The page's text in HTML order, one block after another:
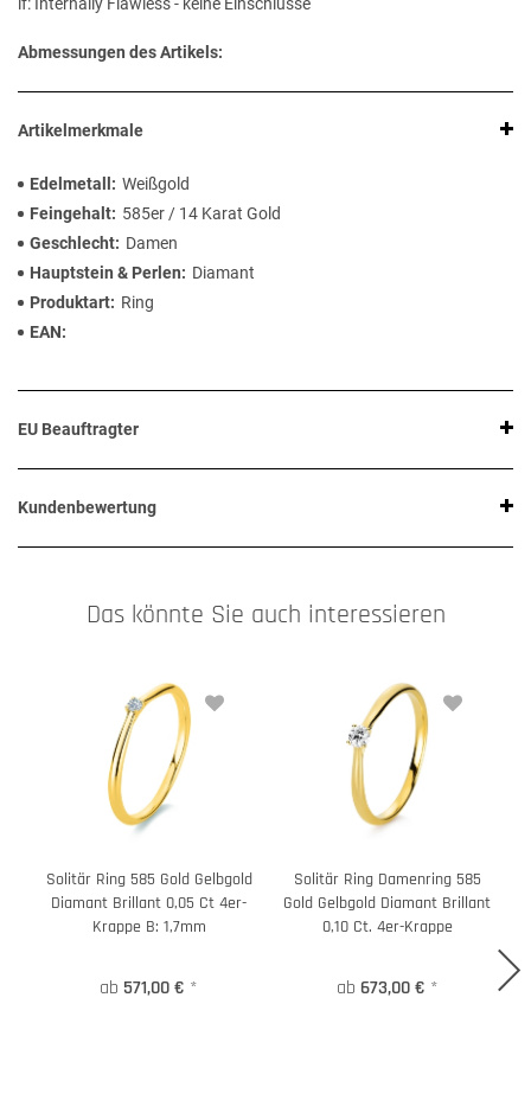
if: Internally Flawless - keine Einschlüsse
Abmessungen des Artikels:
Artikelmerkmale
Edelmetall
Weißgold
Feingehalt
585er / 14 Karat Gold
Geschlecht
Damen
Hauptstein & Perlen
Diamant
Produktart
Ring
EAN
EU Beauftragter
Kundenbewertung
Das könnte Sie auch interessieren
Solitär Ring 585 Gold Gelbgold
Diamant Brillant 0,05 Ct 4er-
Krappe B: 1,7mm
ab 571,00 € *
Solitär Ring Damenring 585
Gold Gelbgold Diamant Brillant
0,10 Ct. 4er-Krappe
ab 673,00 € *